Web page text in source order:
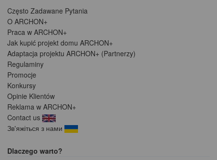
Często Zadawane Pytania
O ARCHON+
Praca w ARCHON+
Jak kupić projekt domu ARCHON+
Adaptacja projektu ARCHON+ (Partnerzy)
Regulaminy
Promocje
Konkursy
Opinie Klientów
Reklama w ARCHON+
Contact us
Зв'яжіться з нами
Dlaczego warto?